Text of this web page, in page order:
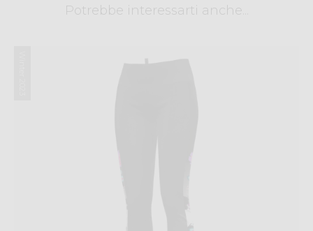
Potrebbe interessarti anche...